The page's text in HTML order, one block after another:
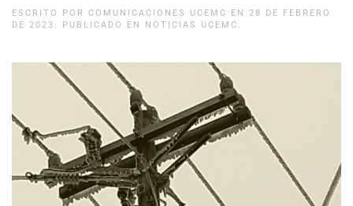
ESCRITO POR COMUNICACIONES UCEMC EN 28 DE FEBRERO
DE 2023 . PUBLICADO EN NOTICIAS UCEMC .